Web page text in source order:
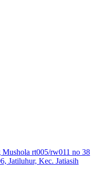
Mushola rt005/rw011 no 38
Jatiluhur, Kec. Jatiasih